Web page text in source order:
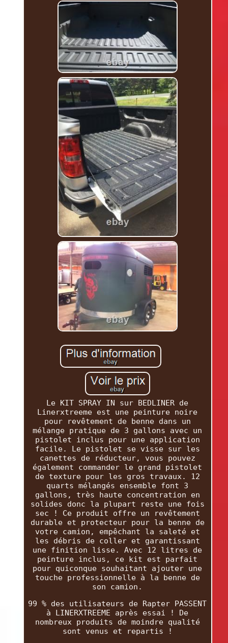
Le KIT SPRAY IN sur BEDLINER de
Linerxtreeme est une peinture noire
pour revêtement de benne dans un
mélange pratique de 3 gallons avec un
pistolet inclus pour une application
facile. Le pistolet se visse sur les
canettes de réducteur, vous pouvez
également commander le grand pistolet
de texture pour les gros travaux. 12
quarts mélangés ensemble font 3
gallons, très haute concentration en
solides donc la plupart reste une fois
sec ! Ce produit offre un revêtement
durable et protecteur pour la benne de
votre camion, empêchant la saleté et
les débris de coller et garantissant
une finition lisse. Avec 12 litres de
peinture inclus, ce kit est parfait
pour quiconque souhaitant ajouter une
touche professionnelle à la benne de
son camion.
99 % des utilisateurs de Rapter PASSENT
à LINERXTREEME après essai ! De
nombreux produits de moindre qualité
sont venus et repartis !